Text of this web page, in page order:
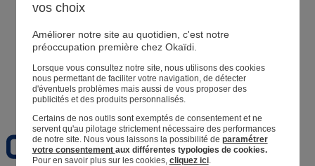
Magasin
Mes informations
Suivre une commande
Panier
Favoris
vos choix
Améliorer notre site au quotidien, c'est notre
préoccupation première chez Okaïdi.
Lorsque vous consultez notre site, nous utilisons des cookies
nous permettant de faciliter votre navigation, de détecter
d'éventuels problèmes mais aussi de vous proposer des
publicités et des produits personnalisés.
Certains de nos outils sont exemptés de consentement et ne
servent qu'au pilotage strictement nécessaire des performances
de notre site. Nous vous laissons la possibilité de paramétrer
votre consentement aux différentes typologies de cookies.
Pour en savoir plus sur les cookies, cliquez ici.